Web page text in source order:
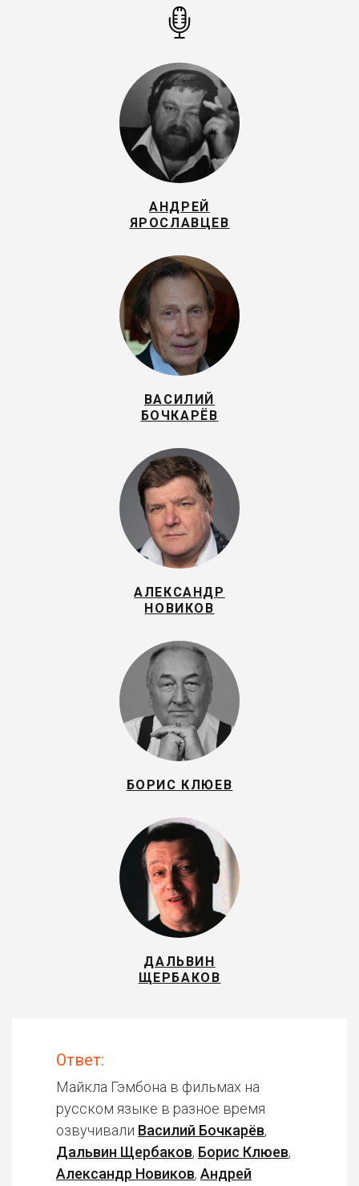
АНДРЕЙ
ЯРОСЛАВЦЕВ
ВАСИЛИЙ
БОЧКАРЁВ
АЛЕКСАНДР
НОВИКОВ
БОРИС КЛЮЕВ
ДАЛЬВИН
ЩЕРБАКОВ
Ответ:
Майкла Гэмбона в фильмах на
русском языке в разное время
озвучивали Василий Бочкарёв,
Дальвин Щербаков, Борис Клюев,
Александр Новиков, Андрей